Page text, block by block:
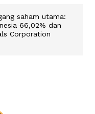
saham utama:
66,02% dan
Corporation